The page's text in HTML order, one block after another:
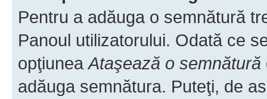
Pentru a adăuga o semnătură
Panoul utilizatorului. Odată ce
opţiuneaAtaşează o semnătură
adăuga semnătura. Puteţi, de